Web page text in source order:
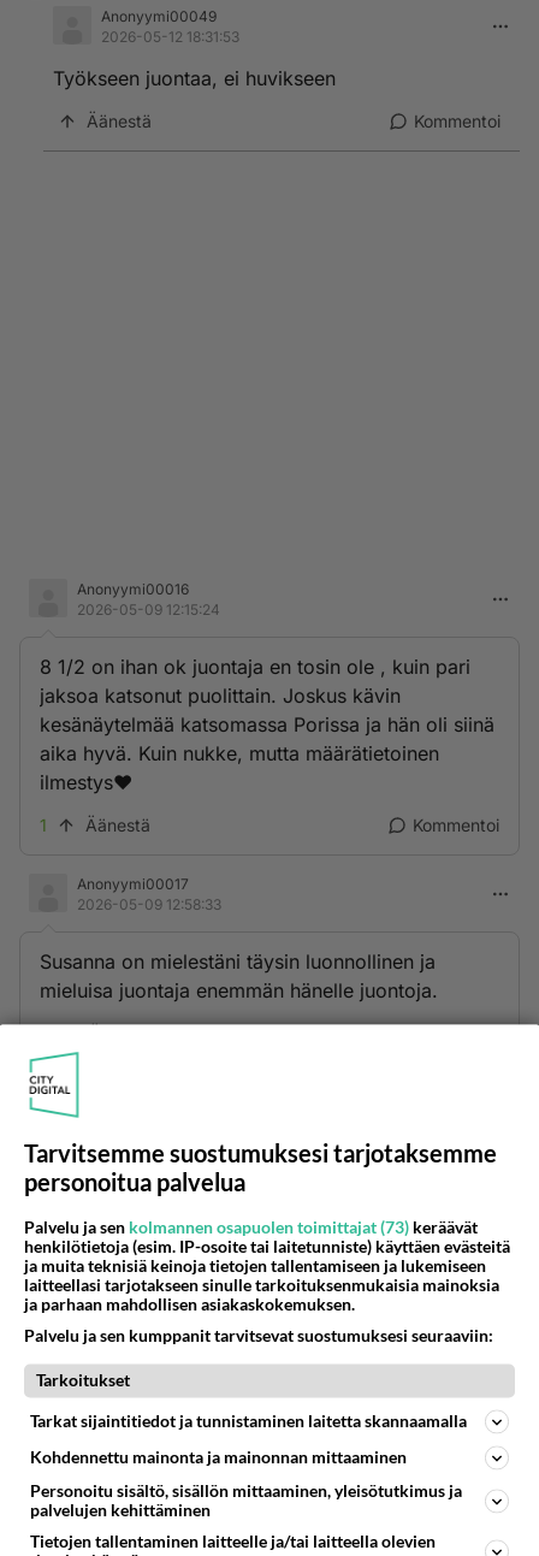
Anonyymi00049
2026-05-12 18:31:53
Työkseen juontaa, ei huvikseen
Äänestä Kommentoi
Anonyymi00016
2026-05-09 12:15:24
8 1/2 on ihan ok juontaja en tosin ole , kuin pari
jaksoa katsonut puolittain. Joskus kävin
kesänäytelmää katsomassa Porissa ja hän oli siinä
aika hyvä. Kuin nukke, mutta määrätietoinen
ilmestys❤️
1 Äänestä Kommentoi
Anonyymi00017
2026-05-09 12:58:33
Susanna on mielestäni täysin luonnollinen ja
mieluisa juontaja enemmän hänelle juontoja.
2026-05-09 18:54:40
4 jos on pakko
Anonyymi00021
2026-05-09 21:26:09
Kyllä minä 6 antaisin, ellei seitsemää peräti.
Äänestä
Anonyymi00022
2026-05-09 23:18:42
Tarvitsemme suostumuksesi tarjotaksemme
personoitua palvelua
Palvelu ja sen kolmannen osapuolen toimittajat (73) keräävät
henkilötietoja (esim. IP-osoite tai laitetunniste) käyttäen evästeitä
ja muita teknisiä keinoja tietojen tallentamiseen ja lukemiseen
laitteellasi tarjotakseen sinulle tarkoituksenmukaisia mainoksia
ja parhaan mahdollisen asiakaskokemuksen.
Palvelu ja sen kumppanit tarvitsevat suostumuksesi seuraaviin:
Tarkoitukset
Tarkat sijaintitiedot ja tunnistaminen laitetta skannaamalla
Kohdennettu mainonta ja mainonnan mittaaminen
Personoitu sisältö, sisällön mittaaminen, yleisötutkimus ja
palvelujen kehittäminen
Tietojen tallentaminen laitteelle ja/tai laitteella olevien